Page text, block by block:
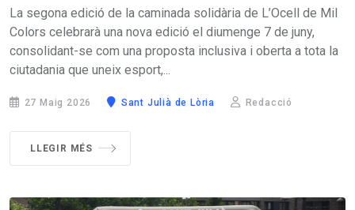
La segona edició de la caminada solidària de L’Ocell de Mil
Colors celebrarà una nova edició el diumenge 7 de juny,
consolidant-se com una proposta inclusiva i oberta a tota la
ciutadania que uneix esport,...
27 Maig 2026 Sant Julià de Lòria Redacció
LLEGIR MÉS